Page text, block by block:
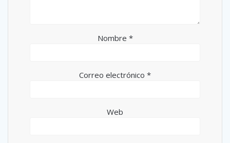
Nombre *
Correo electrónico *
Web